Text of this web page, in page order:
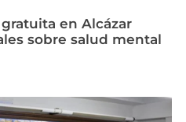
en Alcázar
sobre salud mental